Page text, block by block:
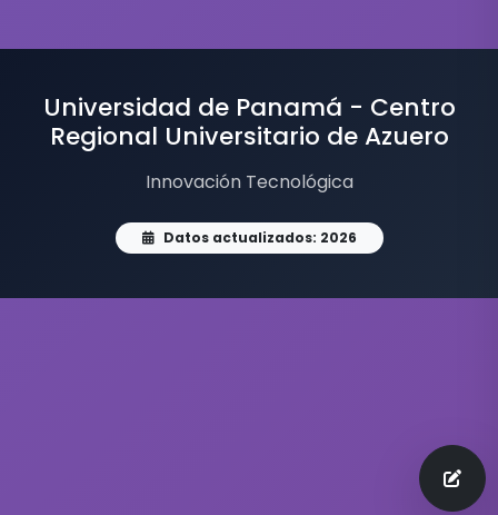
Universidad de Panamá - Centro
Regional Universitario de Azuero
Innovación Tecnológica
Datos actualizados: 2026